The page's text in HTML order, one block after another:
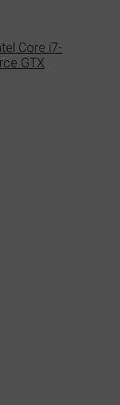
Core i7-
GTX